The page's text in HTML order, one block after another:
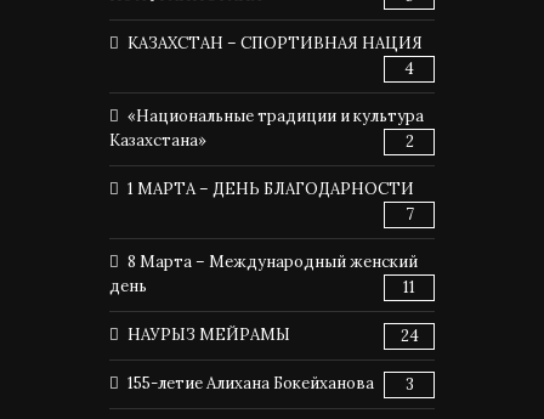
КАЗАХСТАН – СПОРТИВНАЯ НАЦИЯ
4
«Национальные традиции и культура
Казахстана»
2
1 МАРТА – ДЕНЬ БЛАГОДАРНОСТИ
7
8 Марта – Международный женский
день
11
НАУРЫЗ МЕЙРАМЫ 24
155-летие Алихана Бокейханова 3